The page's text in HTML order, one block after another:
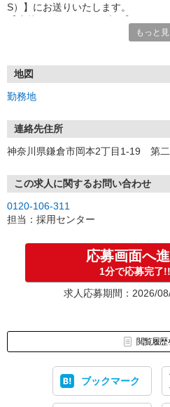
S）】にお送りいたします。
1.応募…Webもしくはお電話より応
※実技試験はドライバーの職種のみ
もっと
地図
勤務地
連絡先住所
神奈川県鎌倉市岡本2丁目1-19 第二
この求人に関するお問い合わせ
0120-106-311
担当：採用センター
応募画面へ
1分で応募完了!!
求人応募期間：2026/
閲覧履歴
ブックマーク